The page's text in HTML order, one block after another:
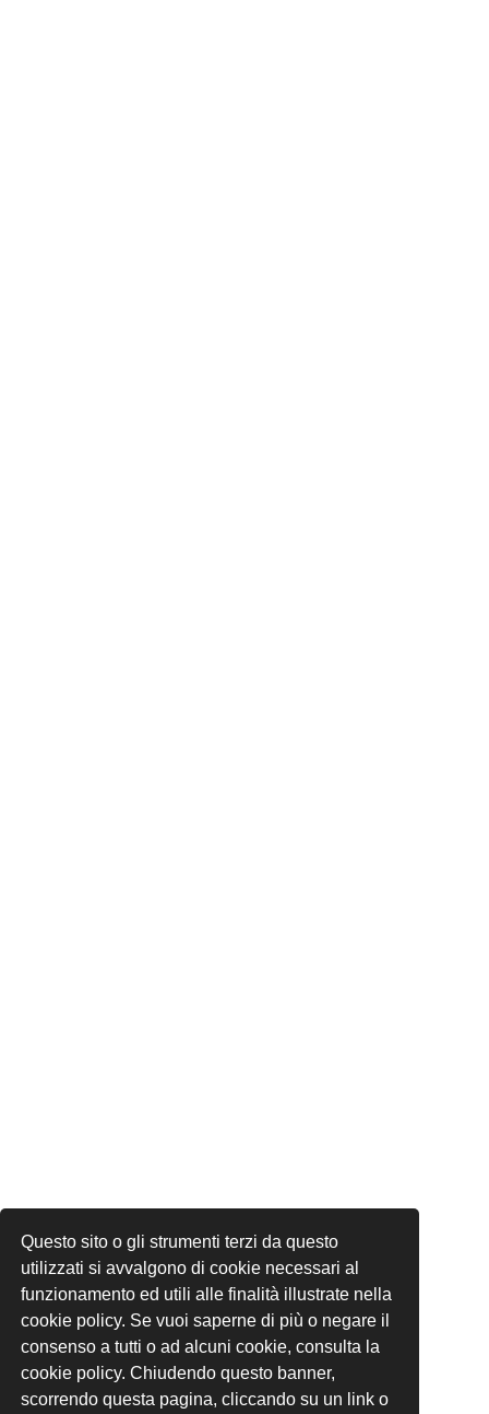
Questo sito o gli strumenti terzi da questo
utilizzati si avvalgono di cookie necessari al
funzionamento ed utili alle finalità illustrate nella
cookie policy. Se vuoi saperne di più o negare il
consenso a tutti o ad alcuni cookie, consulta la
cookie policy. Chiudendo questo banner,
scorrendo questa pagina, cliccando su un link o